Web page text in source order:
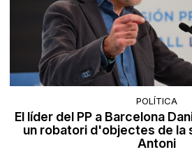
POLÍTICA
El líder del PP a Barcelona
un robatori d'objectes de la
Antoni